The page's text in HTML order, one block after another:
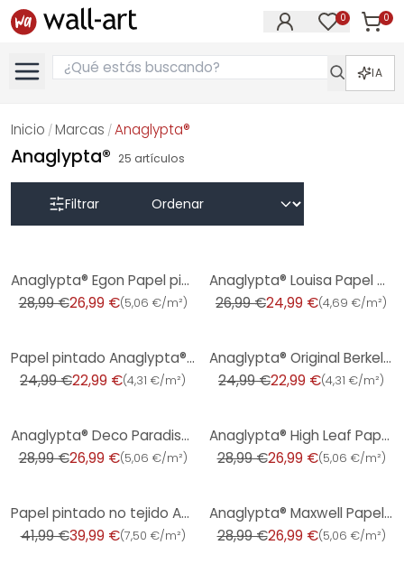
0 0
IA
Inicio / Marcas /Anaglypta®
Anaglypta® 25 artículos
Filtrar
Anaglypta® Egon Papel pintado vinílico texturado de lujo, pintable, blanco
28,99 €26,99 €(5,06 €/m²)
Anaglypta® Louisa Papel pintado vinílico texturado de lujo, pintable, blanco
26,99 €24,99 €(4,69 €/m²)
Papel pintado Anaglypta® Original Derby Victorian, pintable, blanco
24,99 €22,99 €(4,31 €/m²)
Anaglypta® Original Berkeley Papel pintado victoriano, pintable, blanco
24,99 €22,99 €(4,31 €/m²)
Anaglypta® Deco Paradiso Papel vinílico texturado de lujo, pintable, blanco
28,99 €26,99 €(5,06 €/m²)
Anaglypta® High Leaf Papel pintado vinílico texturado de lujo, pintable, blanco
28,99 €26,99 €(5,06 €/m²)
Papel pintado no tejido Anaglypta® Supaglypta Alfred Papel pintado barroco con ornamentos, pintable,
41,99 €39,99 €(7,50 €/m²)
Anaglypta® Maxwell Papel pintado vinílico texturado de lujo, pintable, blanco
28,99 €26,99 €(5,06 €/m²)